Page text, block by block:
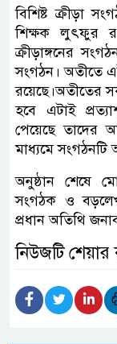
বিশিষ্ট ক্রীড়া
শিক্ষক লুৎফুর
ক্রীড়াঙ্গনের
সংগঠন। অতীতে
রয়েছে।অতীতের
হবে এটাই
পেয়েছে তাদের
মাধ্যমে
অনুষ্ঠান শেষে
সংগঠক ও
প্রধান অতিথি
নিউজটি